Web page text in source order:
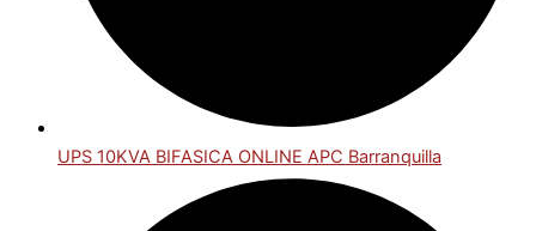
UPS 10KVA BIFASICA ONLINE APC Barranquilla